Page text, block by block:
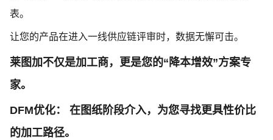
表。
让您的产品在进入一线供应链评审时，数据无懈可击。
莱图加不仅是加工商，更是您的“降本增效”方案专
家。
DFM优化：
在图纸阶段介入，为您寻找更具性价比
的加工路径。